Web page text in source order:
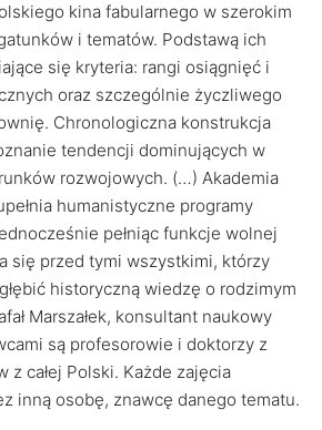
kina fabularnego w szerokim
i tematów. Podstawą ich
się kryteria: rangi osiągnięć i
oraz szczególnie życzliwego
Chronologiczna konstrukcja
tendencji dominujących w
rozwojowych. (…) Akademia
humanistyczne programy
pełniąc funkcje wolnej
się przed tymi wszystkimi, którzy
historyczną wiedzę o rodzimym
Marszałek, konsultant naukowy
są profesorowie i doktorzy z
całej Polski. Każde zajęcia
inną osobę, znawcę danego tematu.